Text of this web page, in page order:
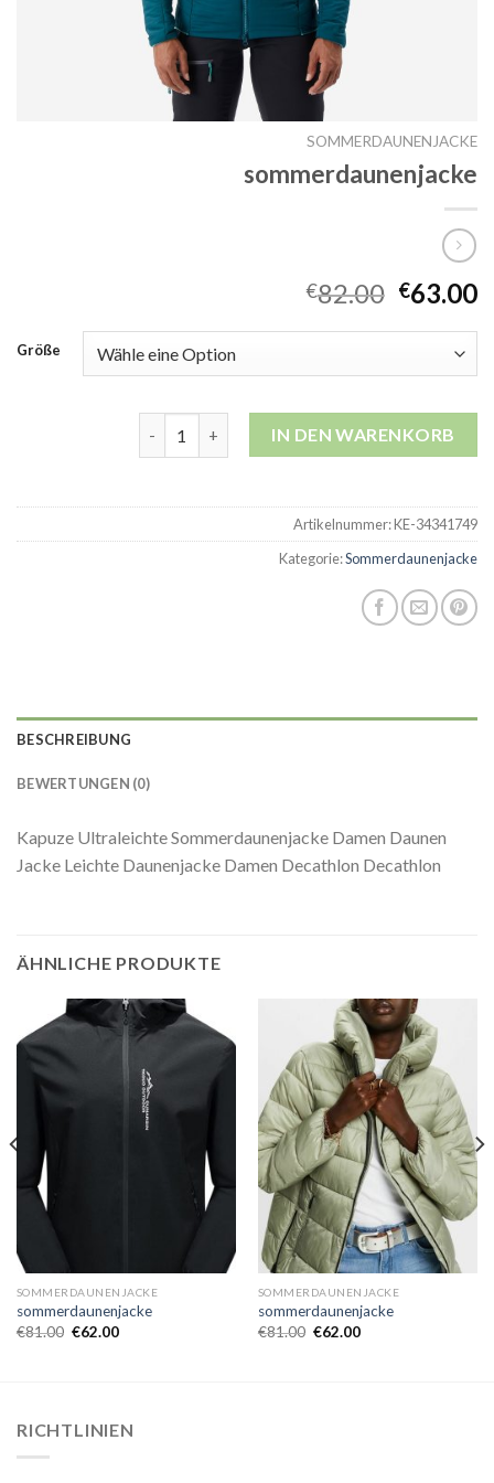
SOMMERDAUNENJACKE
sommerdaunenjacke
€82.00 €63.00
Größe
sommerdaunenjacke MengeIN DEN WARENKORB
Artikelnummer:KE-34341749
Kategorie:Sommerdaunenjacke
BESCHREIBUNG
BEWERTUNGEN (0)
Kapuze Ultraleichte Sommerdaunenjacke Damen Daunen
Jacke Leichte Daunenjacke Damen Decathlon Decathlon
ÄHNLICHE PRODUKTE
SOMMERDAUNENJACKE
sommerdaunenjacke
€81.00 €62.00
SOMMERDAUNENJACKE
sommerdaunenjacke
€81.00 €62.00
RICHTLINIEN